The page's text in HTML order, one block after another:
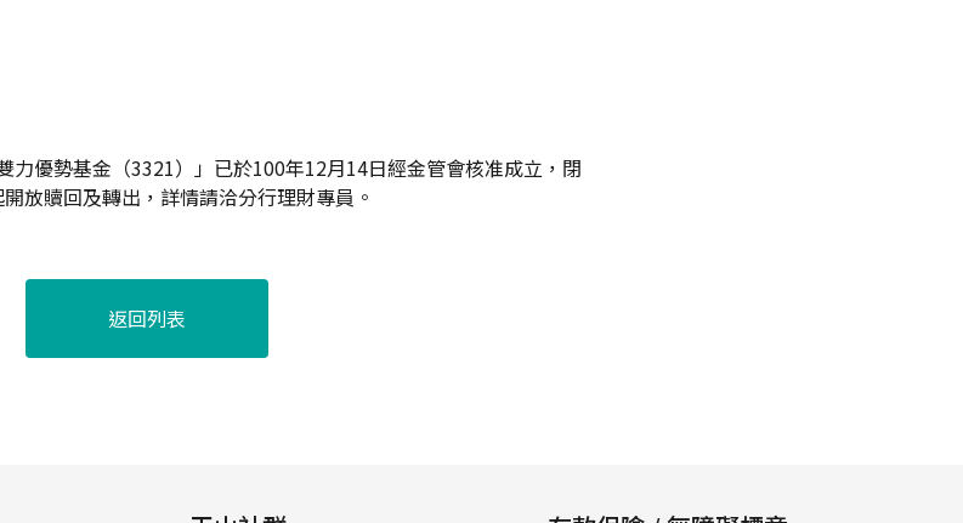
力優勢基金（3321）」已於100年12月14日經金管會核准成立，閉
放贖回及轉出，詳情請洽分行理財專員。
返回列表